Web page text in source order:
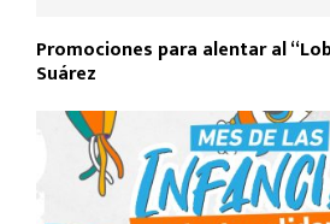
Promociones para alentar al
Suárez